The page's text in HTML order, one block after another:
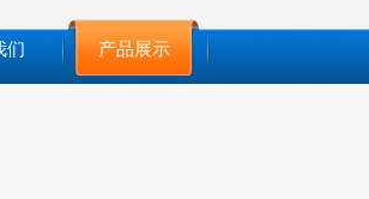
们 产品展示